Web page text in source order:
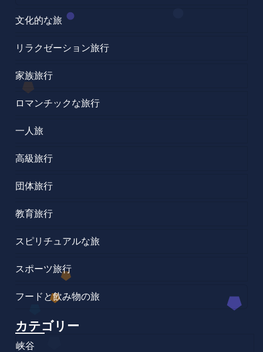
文化的な旅
リラクゼーション旅行
家族旅行
ロマンチックな旅行
一人旅
高級旅行
団体旅行
教育旅行
スピリチュアルな旅
スポーツ旅行
フードと飲み物の旅
カテゴリー
峡谷